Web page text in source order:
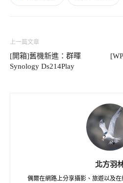
上一篇文章
[開箱]舊機新進：群暉
Synology Ds214Play
北方羽
偶爾在網路上分享攝影、旅遊以及